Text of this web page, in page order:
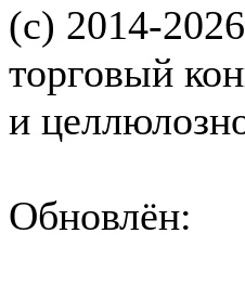
(с) 2014-
торговый
и
Обновлён: